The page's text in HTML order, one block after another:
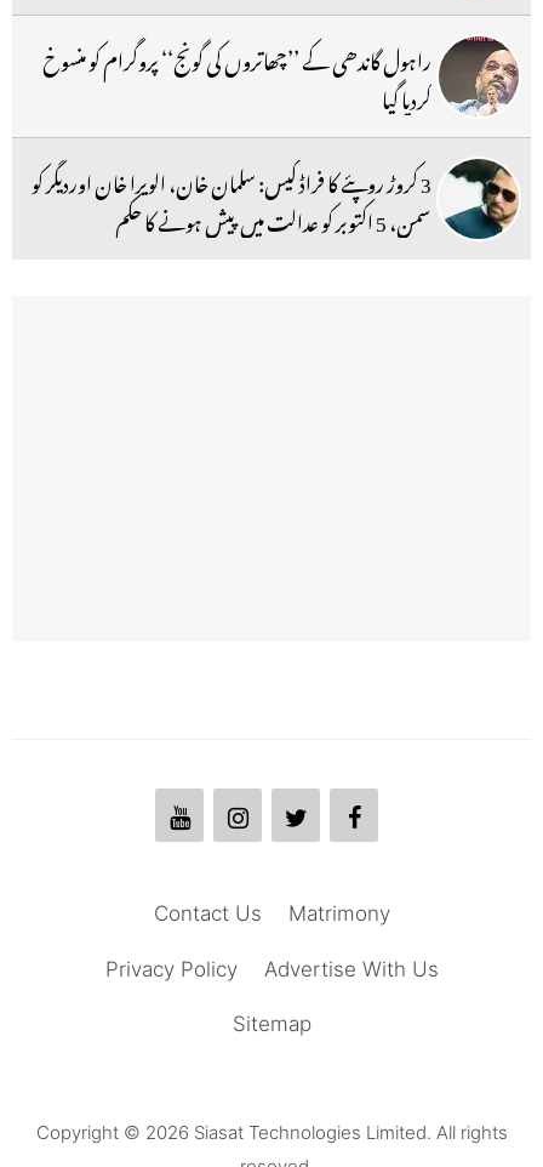
راہول گاندھی کے ’’چھاتروں کی گونج‘‘ پروگرام کو منسوخ
کردیا گیا
3 کروڑ روپئے کا فراڈ کیس: سلمان خان، الویرا خان اوردیگر کو
سمن، 5 اکتوبر کو عدالت میں پیش ہونے کا حکم
Matrimony
Contact Us
Advertise With Us
Privacy Policy
Sitemap
Copyright © 2026 Siasat Technologies Limited. All rights